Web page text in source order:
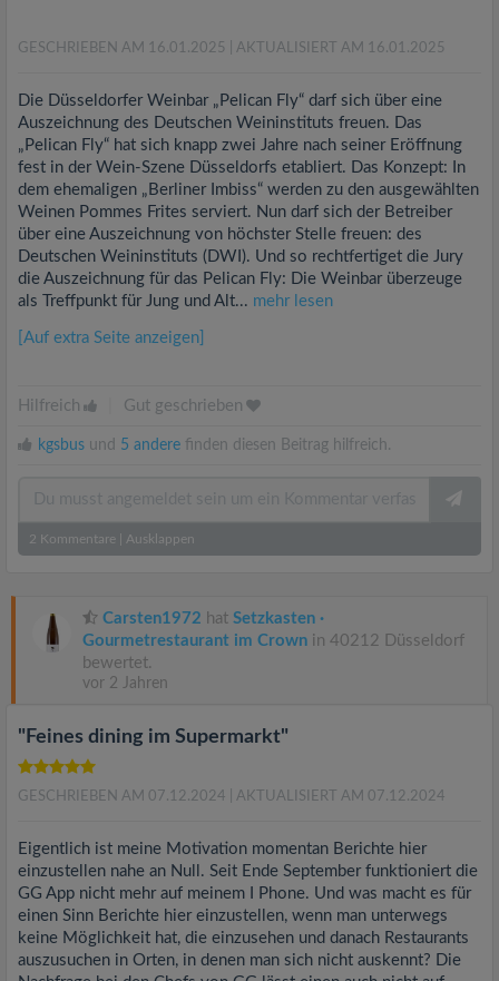
GESCHRIEBEN AM 16.01.2025 | AKTUALISIERT AM 16.01.2025
Die Düsseldorfer Weinbar „Pelican Fly“ darf sich über eine
Auszeichnung des Deutschen Weininstituts freuen. Das
„Pelican Fly“ hat sich knapp zwei Jahre nach seiner Eröffnung
fest in der Wein-Szene Düsseldorfs etabliert. Das Konzept: In
dem ehemaligen „Berliner Imbiss“ werden zu den ausgewählten
Weinen Pommes Frites serviert. Nun darf sich der Betreiber
über eine Auszeichnung von höchster Stelle freuen: des
Deutschen Weininstituts (DWI). Und so rechtfertiget die Jury
die Auszeichnung für das Pelican Fly: Die Weinbar überzeuge
als Treffpunkt für Jung und Alt... mehr lesen
[Auf extra Seite anzeigen]
Hilfreich Gut geschrieben
kgsbus und 5 andere finden diesen Beitrag hilfreich.
2 Kommentare Ausklappen
Carsten1972 hat Setzkasten ·
Gourmetrestaurant im Crown in 40212 Düsseldorf
bewertet.
vor 2 Jahren
"Feines dining im Supermarkt"
GESCHRIEBEN AM 07.12.2024 | AKTUALISIERT AM 07.12.2024
Eigentlich ist meine Motivation momentan Berichte hier
einzustellen nahe an Null. Seit Ende September funktioniert die
GG App nicht mehr auf meinem I Phone. Und was macht es für
einen Sinn Berichte hier einzustellen, wenn man unterwegs
keine Möglichkeit hat, die einzusehen und danach Restaurants
auszusuchen in Orten, in denen man sich nicht auskennt? Die